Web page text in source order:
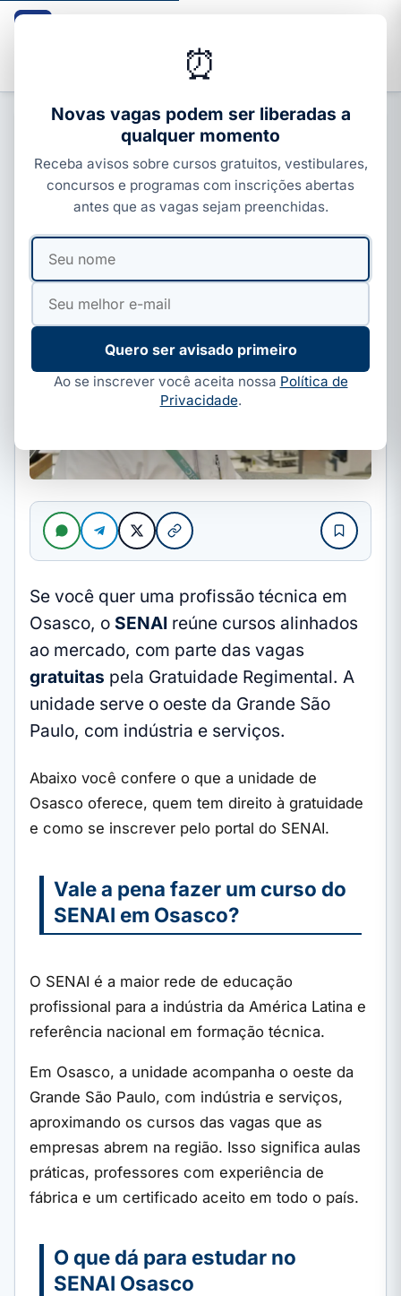
SENAI Osasco tem curso técnico
gratuito e pós-graduação
Se você quer uma profissão técnica em
Osasco, o SENAI reúne cursos alinhados
ao mercado, com parte das vagas
gratuitas pela Gratuidade Regimental. A
unidade serve o oeste da Grande São
Paulo, com indústria e serviços.
Abaixo você confere o que a unidade de
Osasco oferece, quem tem direito à gratuidade
e como se inscrever pelo portal do SENAI.
Vale a pena fazer um curso do
SENAI em Osasco?
O SENAI é a maior rede de educação
profissional para a indústria da América Latina e
referência nacional em formação técnica.
Em Osasco, a unidade acompanha o oeste da
Grande São Paulo, com indústria e serviços,
aproximando os cursos das vagas que as
empresas abrem na região. Isso significa aulas
práticas, professores com experiência de
fábrica e um certificado aceito em todo o país.
O que dá para estudar no
SENAI Osasco
⏰
Novas vagas podem ser liberadas a
qualquer momento
Receba avisos sobre cursos gratuitos, vestibulares,
concursos e programas com inscrições abertas
antes que as vagas sejam preenchidas.
Seu
nome
Seu
mail
Quero ser avisado primeiro
Ao se inscrever você aceita nossa Política de
Privacidade.